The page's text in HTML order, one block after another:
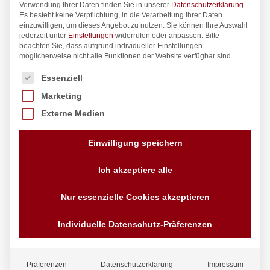
Verwendung Ihrer Daten finden Sie in unserer Datenschutzerklärung.
Es besteht keine Verpflichtung, in die Verarbeitung Ihrer Daten
einzuwilligen, um dieses Angebot zu nutzen. Sie können Ihre Auswahl
jederzeit unter Einstellungen widerrufen oder anpassen. Bitte
beachten Sie, dass aufgrund individueller Einstellungen
möglicherweise nicht alle Funktionen der Website verfügbar sind.
Es folgt eine Liste der Service-Gruppen, für die eine
Essenziell
Marketing
Externe Medien
Einwilligung speichern
Ich akzeptiere alle
Nur essenzielle Cookies akzeptieren
Individuelle Datenschutz-Präferenzen
Präferenzen Datenschutzerklärung Impressum